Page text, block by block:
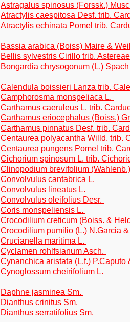
Astragalus spinosus (Forssk.)
Atractylis caespitosa Desf. trib.
Atractylis echinata Pomel trib.
Bassia arabica (Boiss) Maire &
Bellis sylvestris Cirillo trib. Astereae
Bongardia chrysogonum (L.)
Calendula boissieri Lanza trib.
Camphorosma monspeliaca L.
Carthamus caeruleus L. trib.
Carthamus eriocephalus (Boiss.)
Carthamus pinnatus Desf. trib.
Centaurea polyacantha Willd. trib.
Centaurea pungens Pomel trib.
Cichorium spinosum L. trib.
Clinopodium brevifolium
Convolvulus cantabrica L.
Convolvulus lineatus L.
Convolvulus oleifolius Desr.
Coris monspeliensis L.
Crocodilium creticum (Boiss. &
Crocodilium pumilio (L.) N.Garcia
Crucianella maritima L.
Cyclamen rohlfsianum Asch.
Cynanchica aristata (L.f.)
Cynoglossum cheirifolium L.
Daphne jasminea Sm.
Dianthus crinitus Sm.
Dianthus serratifolius Sm.